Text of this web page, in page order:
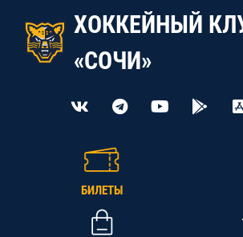
ХОККЕЙНЫЙ
«СОЧИ»
БИЛЕТЫ